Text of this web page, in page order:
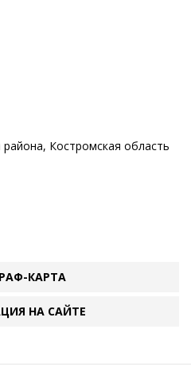
Костромская область
КАРТА
НА САЙТЕ